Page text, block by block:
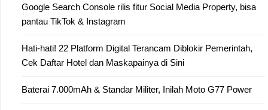
Google Search Console rilis fitur Social Media Property, bisa
pantau TikTok & Instagram
Hati-hati! 22 Platform Digital Terancam Diblokir Pemerintah,
Cek Daftar Hotel dan Maskapainya di Sini
Baterai 7.000mAh & Standar Militer, Inilah Moto G77 Power